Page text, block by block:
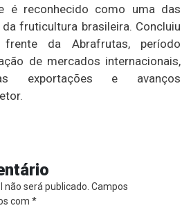
é reconhecido como uma das
fruticultura brasileira. Concluiu
da Abrafrutas, período
de mercados internacionais,
exportações e avanços
não será publicado. Campos
com *